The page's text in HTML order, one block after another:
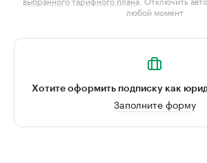
любой момент
Хотите оформить подписку как
Заполните форму